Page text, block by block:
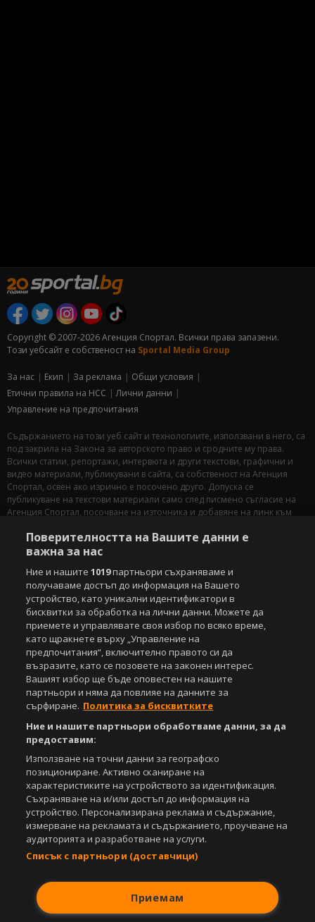
Copyright © 2007-2026 Агенция Спортал. Всички права запазени.
Този уебсайт е собственост на Sportal Media Group
За нас Екип За рекламa
Общи условия
Етични правила на НСС
Лични данни
Управление на предпочитания
Съдържанието на този уеб сайт и технологиите, използвани в него, са
под закрила на Закона за авторското право и сродните му права.
Всички статии, репортажи, интервюта и други текстови, графични и
видео материали, публикувани в сайта, са собственост на Агенция
Спортал, освен ако изрично е посочено друго. Допуска се
публикуване на текстови материали само след писмено съгласие на
Агенция Спортал, посочване на източника и добавяне на линк към
публикувани в сайта, е строго забранено. Нарушителите ще бъдат
санкционирани с цялата строгост на закона.
СвалиБЕЗПЛАТНОТОприложение за:
Android
Powered by:
Поверителността на Вашите данни е
важна за нас
Ние и нашите1019партньори съхраняваме и
получаваме достъп до информация на Вашето
устройство, като уникални идентификатори в
бисквитки за обработка на лични данни. Можете да
приемете и управлявате своя избор по всяко време,
като щракнете върху „Управление на
предпочитания“, включително правото си да
възразите, като се позовете на законен интерес.
Вашият избор ще бъде оповестен на нашите
партньори и няма да повлияе на данните за
сърфиране. Политика за бисквитките
Ние и нашите партньори обработваме данни, за да
предоставим:
Използване на точни данни за географско
позициониране. Активно сканиране на
характеристиките на устройството за идентификация.
Съхраняване на и/или достъп до информация на
устройство. Персонализирана реклама и съдържание,
измерване на рекламата и съдържанието, проучване на
аудиторията и разработване на услуги.
Списък с партньори (доставчици)
Приемам